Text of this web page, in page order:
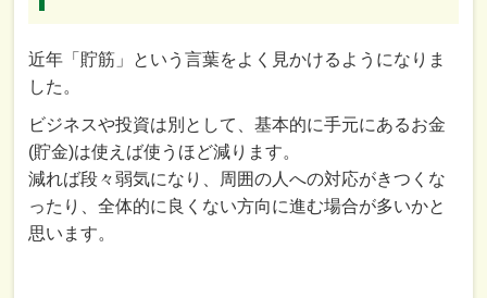
近年「貯筋」という言葉をよく見かけるようになりま
した。
ビジネスや投資は別として、基本的に手元にあるお金
(貯金)は使えば使うほど減ります。
減れば段々弱気になり、周囲の人への対応がきつくな
ったり、全体的に良くない方向に進む場合が多いかと
思います。